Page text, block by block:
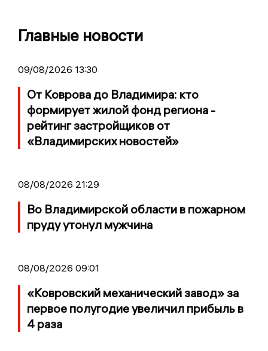
Главные новости
09/08/2026 13:30
От Коврова до Владимира: кто
формирует жилой фонд региона -
рейтинг застройщиков от
«Владимирских новостей»
08/08/2026 21:29
Во Владимирской области в пожарном
пруду утонул мужчина
08/08/2026 09:01
«Ковровский механический завод» за
первое полугодие увеличил прибыль в
4 раза